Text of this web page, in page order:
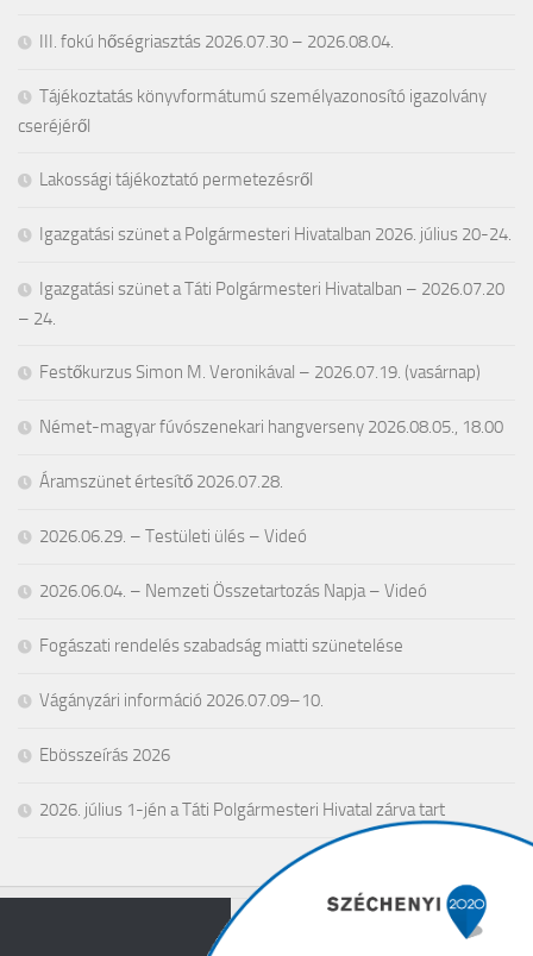
III. fokú hőségriasztás 2026.07.30 – 2026.08.04.
Tájékoztatás könyvformátumú személyazonosító igazolvány
cseréjéről
Lakossági tájékoztató permetezésről
Igazgatási szünet a Polgármesteri Hivatalban 2026. július 20-24.
Igazgatási szünet a Táti Polgármesteri Hivatalban – 2026.07.20
– 24.
Festőkurzus Simon M. Veronikával – 2026.07.19. (vasárnap)
Német-magyar fúvószenekari hangverseny 2026.08.05., 18.00
Áramszünet értesítő 2026.07.28.
2026.06.29. – Testületi ülés – Videó
2026.06.04. – Nemzeti Összetartozás Napja – Videó
Fogászati rendelés szabadság miatti szünetelése
Vágányzári információ 2026.07.09–10.
Ebösszeírás 2026
2026. július 1-jén a Táti Polgármesteri Hivatal zárva tart